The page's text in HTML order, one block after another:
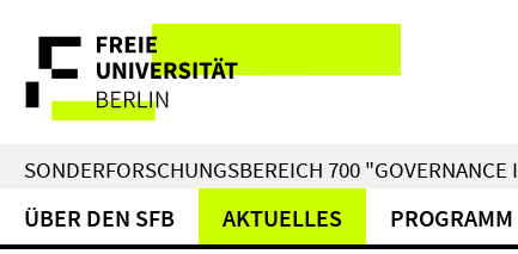
direkt
Inhalt
Service-
Navigation
SONDERFORSCHUNGSBEREICH 700
ÜBER DEN SFB AKTUELLES PROGRAMM